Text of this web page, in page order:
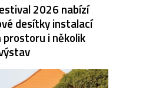
2026 nabízí
desítky instalací
i několik